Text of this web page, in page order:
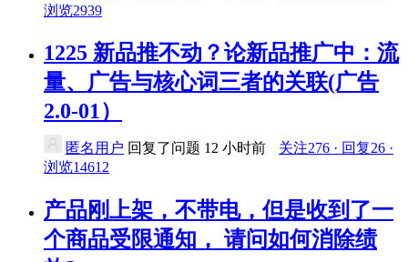
浏览2939
1225 新品推不动？论新品推广中：流
量、广告与核心词三者的关联(广告
2.0-01）
匿名用户 回复了问题 12 小时前
关注276 · 回复26 ·
浏览14612
产品刚上架，不带电，但是收到了一
个商品受限通知， 请问如何消除绩